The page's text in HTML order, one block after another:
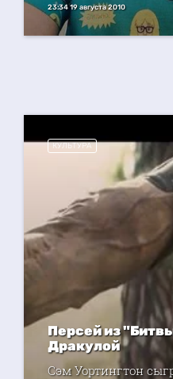
23:34 19 августа 2010
КУЛЬТУРА
Персей из
Дракулой
Сэм Уортингтон